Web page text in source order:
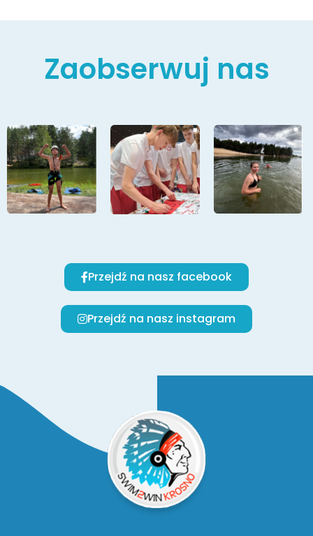
Zaobserwuj nas
Przejdź na nasz facebook
Przejdź na nasz instagram